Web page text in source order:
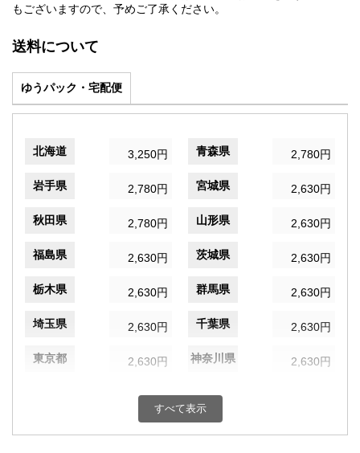
もございますので、予めご了承ください。
送料について
ゆうパック・宅配便
北海道 3,250円 青森県 2,780円
岩手県 2,780円 宮城県 2,630円
秋田県 2,780円 山形県 2,630円
福島県 2,630円 茨城県 2,630円
栃木県 2,630円 群馬県 2,630円
埼玉県 2,630円 千葉県 2,630円
東京都 2,630円 神奈川県 2,630円
2,630円 富山県
すべて表示